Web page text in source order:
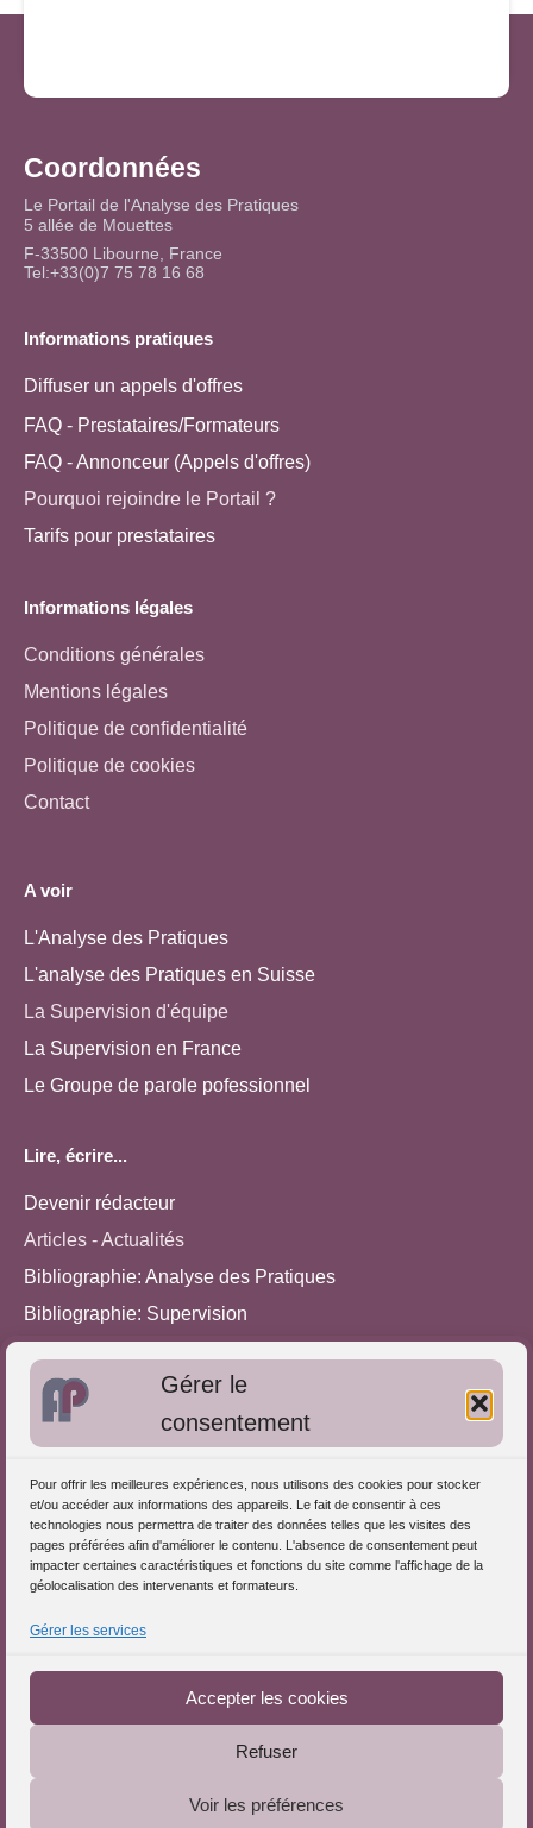
Gérer le
consentement
Pour offrir les meilleures expériences, nous utilisons des cookies pour stocker
et/ou accéder aux informations des appareils. Le fait de consentir à ces
technologies nous permettra de traiter des données telles que les visites des
pages préférées afin d'améliorer le contenu. L'absence de consentement peut
impacter certaines caractéristiques et fonctions du site comme l'affichage de la
géolocalisation des intervenants et formateurs.
Gérer les services
Accepter les cookies
Refuser
Voir les préférences
Coordonnées
Le Portail de l'Analyse des Pratiques
5 allée de Mouettes
F-33500 Libourne, France
Tel:+33(0)7 75 78 16 68
Informations pratiques
Diffuser un appels d'offres
FAQ - Prestataires/Formateurs
FAQ - Annonceur (Appels d'offres)
Pourquoi rejoindre le Portail ?
Tarifs pour prestataires
Informations légales
Conditions générales
Mentions légales
Politique de confidentialité
Politique de cookies
Contact
A voir
L'Analyse des Pratiques
L'analyse des Pratiques en Suisse
La Supervision d'équipe
La Supervision en France
Le Groupe de parole pofessionnel
Lire, écrire...
Devenir rédacteur
Articles - Actualités
Bibliographie: Analyse des Pratiques
Bibliographie: Supervision
Approches de l'Analyse des pratiques
S'inscrire dans l'Annuaire
Publiez vos formations
Charte déontologique
Le Portail de l'Analyse des Pratiques © 2025 - Tous droits